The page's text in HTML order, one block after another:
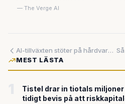
— The Verge AI
AI-tillväxten stöter på hårdvarans gränser – Google utreder datacenter i rymden
MEST LÄSTA
Tistel drar in tiotals
tidigt bevis på att